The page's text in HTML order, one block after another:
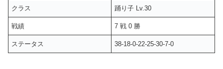
クラス 踊り子 Lv.30
戦績 7 戦 0 勝
ステータス 38-18-0-22-25-30-7-0